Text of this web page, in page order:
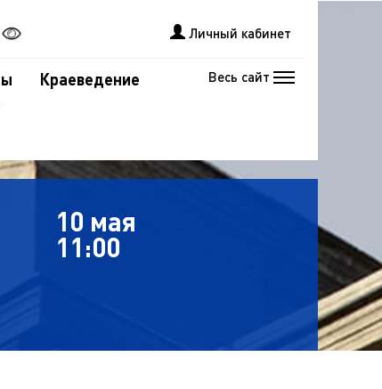
Личный кабинет
Краеведение
Весь сайт
10 мая
11:00